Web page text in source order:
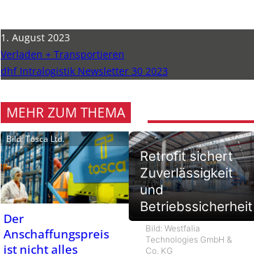
1. August 2023
Verladen + Transportieren
dhf Intralogistik Newsletter 30 2023
MEHR ZUM THEMA
Bild: Tosca Ltd.
Der
Anschaffungspreis
ist nicht alles
Retrofit sichert
Zuverlässigkeit
und
Betriebssicherheit
Bild: Westfalia
Technologies GmbH &
Co. KG